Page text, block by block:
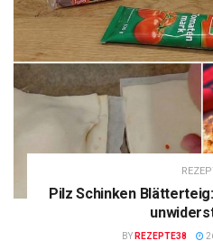
Pilz Schinken
BY REZEPTE38